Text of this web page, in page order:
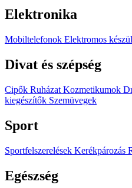
Elektronika
Mobiltelefonok Elektromos
Divat és szépség
Cipők Ruházat Kozmetikumok
kiegészítők Szemüvegek
Sport
Sportfelszerelések Kerékpározás
Egészség